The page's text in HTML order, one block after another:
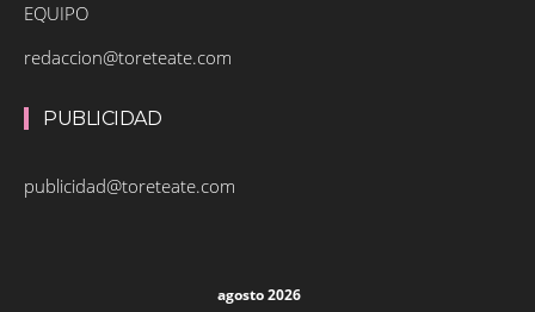
EQUIPO
redaccion@toreteate.com
PUBLICIDAD
publicidad@toreteate.com
agosto 2026